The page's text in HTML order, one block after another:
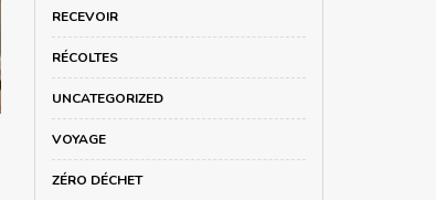
RECEVOIR
RÉCOLTES
UNCATEGORIZED
VOYAGE
ZÉRO DÉCHET